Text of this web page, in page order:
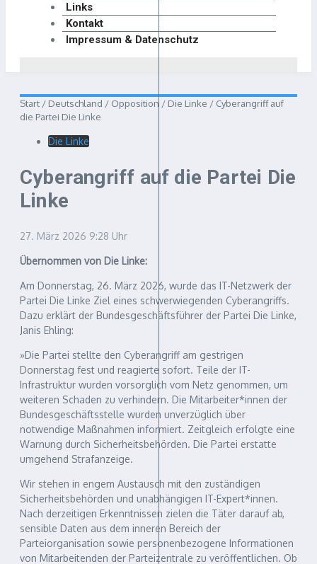
Links
Kontakt
Impressum & Datenschutz
Start / Deutschland / Opposition / Die Linke / Cyberangriff auf
die Partei Die Linke
Die Linke
Cyberangriff auf die Partei Die
Linke
27. März 2026 9:28 Uhr
Übernommen von Die Linke:
Am Donnerstag, 26. März 2026, wurde das IT-Netzwerk der
Partei Die Linke Ziel eines schwerwiegenden Cyberangriffs.
Dazu erklärt der Bundesgeschäftsführer der Partei Die Linke,
Janis Ehling:
»Die Partei stellte den Cyberangriff am gestrigen
Donnerstag fest und reagierte sofort. Teile der IT-
Infrastruktur wurden vorsorglich vom Netz genommen, um
weiteren Schaden zu verhindern. Die Mitarbeiter*innen der
Bundesgeschäftsstelle wurden unverzüglich über
notwendige Maßnahmen informiert. Zeitgleich erfolgte eine
Warnung durch Sicherheitsbehörden. Die Partei erstatte
umgehend Strafanzeige.
Wir stehen in engem Austausch mit den zuständigen
Sicherheitsbehörden und unabhängigen IT-Expert*innen.
Nach derzeitigen Erkenntnissen zielen die Täter darauf ab,
sensible Daten aus dem inneren Bereich der
Parteiorganisation sowie personenbezogene Informationen
von Mitarbeitenden der Parteizentrale zu veröffentlichen. Ob